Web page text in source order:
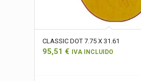
CLASSIC DOT 7.75 X 31.61
95,51 € IVA INCLUIDO